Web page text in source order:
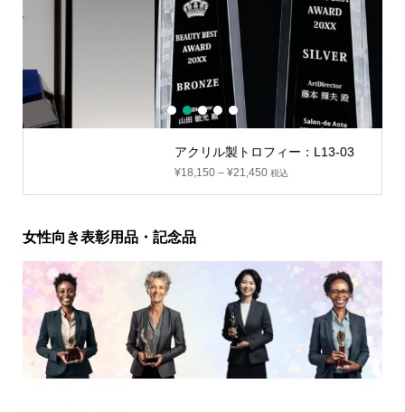
アクリル製トロフィー：L13-03
1 2 3 4 5
女性向き表彰用品・記念品